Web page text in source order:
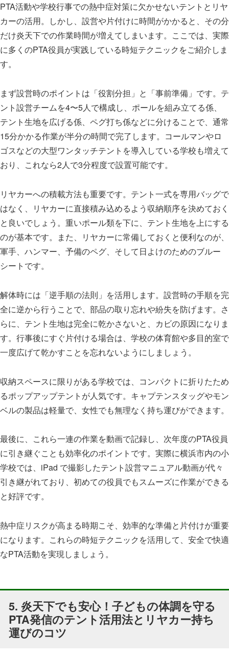
PTA活動や学校行事での熱中症対策に欠かせないテントとリヤ
カーの活用。しかし、設営や片付けに時間がかかると、その分
だけ炎天下での作業時間が増えてしまいます。ここでは、実際
に多くのPTA役員が実践している時短テクニックをご紹介しま
す。
まず設営時のポイントは「役割分担」と「事前準備」です。テ
ント設営チームを4〜5人で構成し、ポールを組み立てる係、
テント生地を広げる係、ペグ打ち係などに分けることで、通常
15分かかる作業が半分の時間で完了します。コールマンやロ
ゴスなどの大型ワンタッチテントを導入している学校も増えて
おり、これなら2人で3分程度で設置可能です。
リヤカーへの積載方法も重要です。テント一式を専用バッグで
はなく、リヤカーに直接積み込めるよう収納順序を決めておく
と良いでしょう。重いポール類を下に、テント生地を上にする
のが基本です。また、リヤカーに常備しておくと便利なのが、
軍手、ハンマー、予備のペグ、そして日よけのためのブルー
シートです。
解体時には「逆手順の法則」を活用します。設営時の手順を完
全に逆から行うことで、部品の取り忘れや紛失を防げます。さ
らに、テント生地は完全に乾かさないと、カビの原因になりま
す。行事後にすぐ片付ける場合は、学校の体育館や多目的室で
一度広げて乾かすことを忘れないようにしましょう。
収納スペースに限りがある学校では、コンパクトに折りたため
るポップアップテントが人気です。キャプテンスタッグやモン
ベルの製品は軽量で、女性でも無理なく持ち運びができます。
最後に、これら一連の作業を動画で記録し、次年度のPTA役員
に引き継ぐことも効率化のポイントです。実際に横浜市内の小
学校では、iPad で撮影したテント設営マニュアル動画が代々
引き継がれており、初めての役員でもスムーズに作業ができる
と好評です。
熱中症リスクが高まる時期こそ、効率的な準備と片付けが重要
になります。これらの時短テクニックを活用して、安全で快適
なPTA活動を実現しましょう。
5. 炎天下でも安心！子どもの体調を守る
PTA発信のテント活用法とリヤカー持ち
運びのコツ